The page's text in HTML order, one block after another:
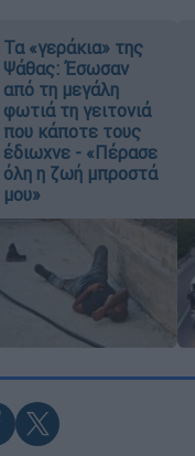
Τα «γεράκια» της
Ψάθας: Έσωσαν
από τη μεγάλη
φωτιά τη γειτονιά
που κάποτε τους
έδιωχνε - «Πέρασε
όλη η ζωή μπροστά
μου»